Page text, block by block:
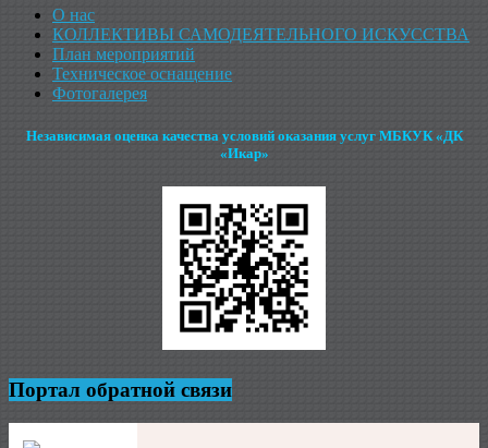
О нас
КОЛЛЕКТИВЫ САМОДЕЯТЕЛЬНОГО ИСКУССТВА
План мероприятий
Техническое оснащение
Фотогалерея
Независимая оценка качества условий оказания услуг МБКУК «ДК
«Икар»
Портал обратной связи